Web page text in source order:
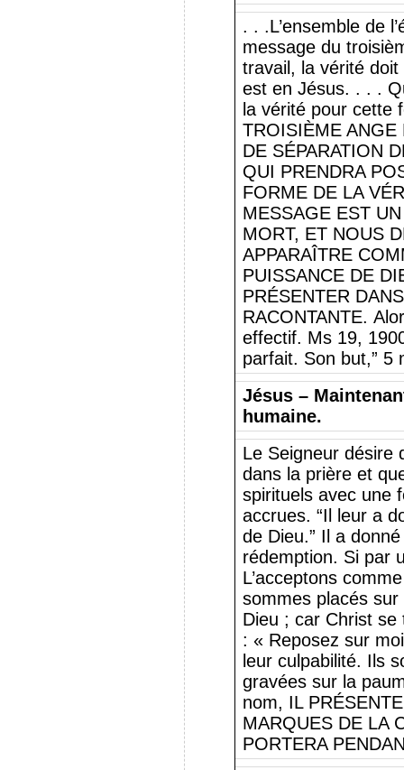
. . .L’ensemble de
message du
travail, la vérité doit
est en Jésus. . . .
la vérité pour cette
TROISIÈME
DE SÉPARATION
QUI PRENDRA
FORME DE LA
MESSAGE EST
MORT, ET NOUS
APPARAÎTRE
PUISSANCE DE
PRÉSENTER
RACONTANTE.
effectif. Ms 19,
parfait. Son but,” 5
Jésus –
humaine.
Le Seigneur désire
dans la prière et
spirituels avec une
accrues. “Il leur a
de Dieu.” Il a
rédemption. Si par
L’acceptons
sommes placés
Dieu ; car Christ
: « Reposez sur
leur culpabilité. Ils
gravées sur la
nom, IL
MARQUES DE LA
PORTERA